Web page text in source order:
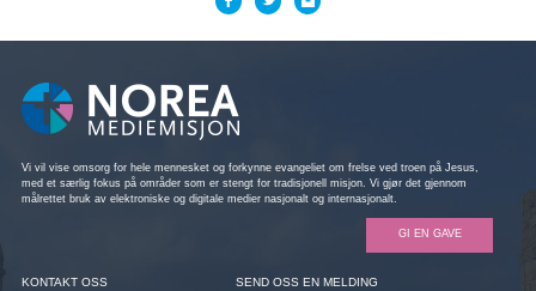
Vi vil vise omsorg for hele mennesket og forkynne evangeliet om frelse ved troen på Jesus,
med et særlig fokus på områder som er stengt for tradisjonell misjon. Vi gjør det gjennom
målrettet bruk av elektroniske og digitale medier nasjonalt og internasjonalt.
GI EN GAVE
KONTAKT OSS SEND OSS EN MELDING